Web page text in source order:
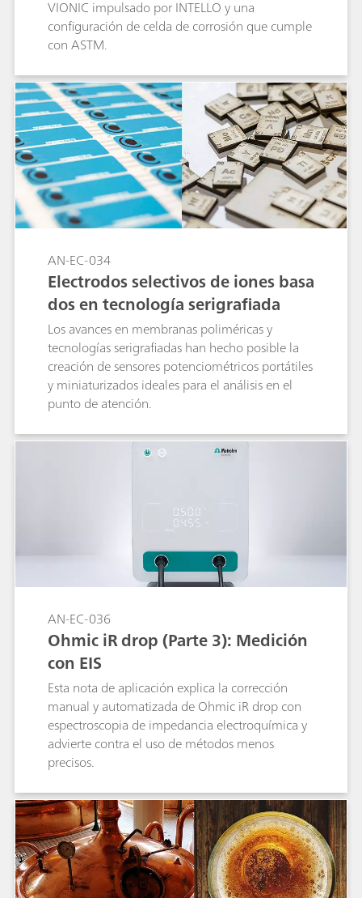
VIONIC impulsado por INTELLO y una
configuración de celda de corrosión que cumple
con ASTM.
AN-EC-034
Electrodos selectivos de iones basa
dos en tecnología serigrafiada
Los avances en membranas poliméricas y
tecnologías serigrafiadas han hecho posible la
creación de sensores potenciométricos portátiles
y miniaturizados ideales para el análisis en el
punto de atención.
AN-EC-036
Ohmic iR drop (Parte 3): Medición
con EIS
Esta nota de aplicación explica la corrección
manual y automatizada de Ohmic iR drop con
espectroscopia de impedancia electroquímica y
advierte contra el uso de métodos menos
precisos.